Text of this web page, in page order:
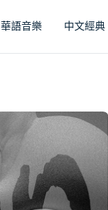
華語音樂 中文經典